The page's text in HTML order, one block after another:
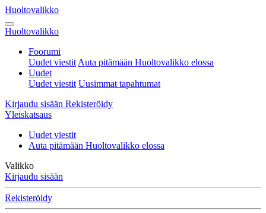
Huoltovalikko
Huoltovalikko
Foorumi
Uudet viestit Auta pitämään Huoltovalikko elossa
Uudet
Uudet viestit Uusimmat tapahtumat
Kirjaudu sisään Rekisteröidy
Yleiskatsaus
Uudet viestit
Auta pitämään Huoltovalikko elossa
Valikko
Kirjaudu sisään
Rekisteröidy